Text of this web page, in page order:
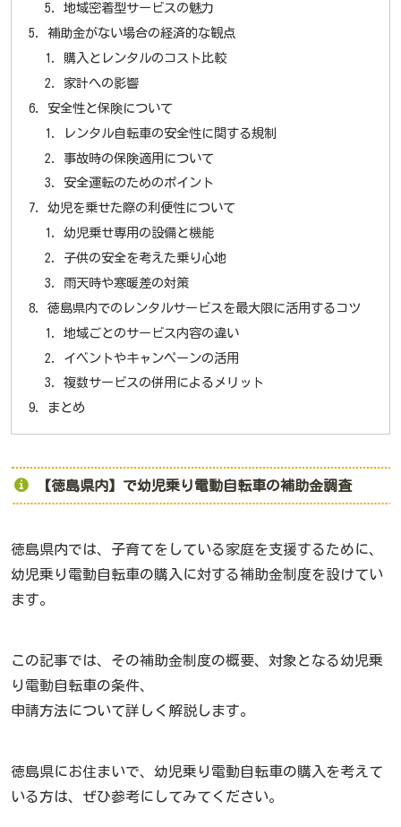
地域密着型サービスの魅力
補助金がない場合の経済的な観点
購入とレンタルのコスト比較
家計への影響
安全性と保険について
レンタル自転車の安全性に関する規制
事故時の保険適用について
安全運転のためのポイント
幼児を乗せた際の利便性について
幼児乗せ専用の設備と機能
子供の安全を考えた乗り心地
雨天時や寒暖差の対策
徳島県内でのレンタルサービスを最大限に活用するコツ
地域ごとのサービス内容の違い
イベントやキャンペーンの活用
複数サービスの併用によるメリット
まとめ
【徳島県内】で幼児乗り電動自転車の補助金調査
徳島県内では、子育てをしている家庭を支援するために、
幼児乗り電動自転車の購入に対する補助金制度を設けてい
ます。
この記事では、その補助金制度の概要、対象となる幼児乗
り電動自転車の条件、
申請方法について詳しく解説します。
徳島県にお住まいで、幼児乗り電動自転車の購入を考えて
いる方は、ぜひ参考にしてみてください。